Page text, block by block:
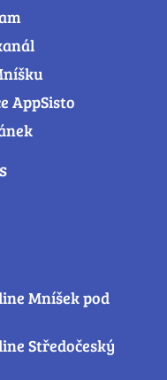
AppSisto
Mníšek pod
Středočeský